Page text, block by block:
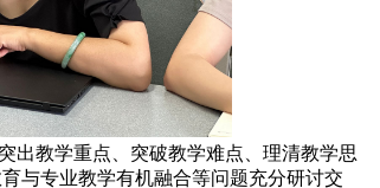
教学重点、突破教学难点、理清教学思
与专业教学有机融合等问题充分研讨交